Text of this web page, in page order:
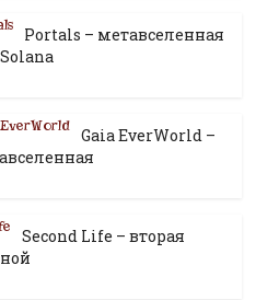
Portals – метавселенная
Gaia EverWorld –
Second Life – вторая